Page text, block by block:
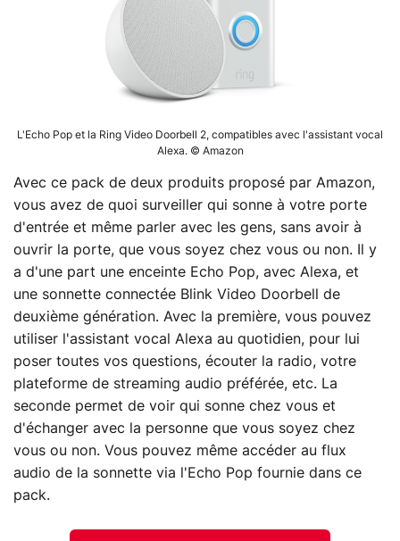
L'Echo Pop et la Ring Video Doorbell 2, compatibles avec l'assistant vocal
Alexa. ©️ Amazon
Avec ce pack de deux produits proposé par Amazon,
vous avez de quoi surveiller qui sonne à votre porte
d'entrée et même parler avec les gens, sans avoir à
ouvrir la porte, que vous soyez chez vous ou non. Il y
a d'une part une enceinte Echo Pop, avec Alexa, et
une sonnette connectée Blink Video Doorbell de
deuxième génération. Avec la première, vous pouvez
utiliser l'assistant vocal Alexa au quotidien, pour lui
poser toutes vos questions, écouter la radio, votre
plateforme de streaming audio préférée, etc. La
seconde permet de voir qui sonne chez vous et
d'échanger avec la personne que vous soyez chez
vous ou non. Vous pouvez même accéder au flux
audio de la sonnette via l'Echo Pop fournie dans ce
pack.